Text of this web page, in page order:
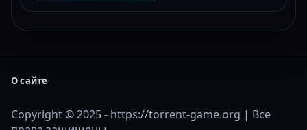
О сайте
Copyright © 2025 - https://torrent-game.org | Все